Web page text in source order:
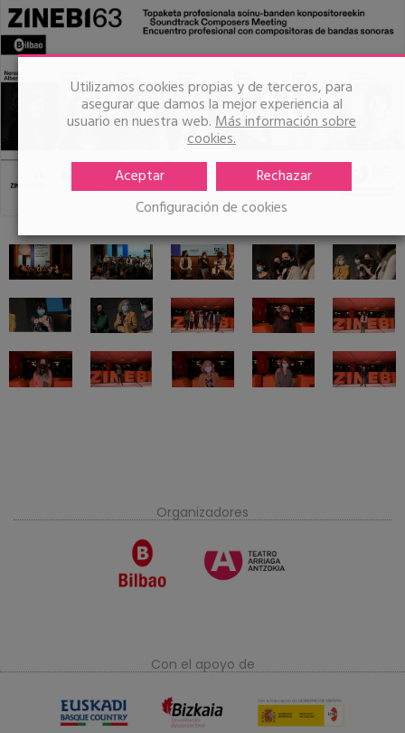
Organizadores
Con el apoyo de
Utilizamos cookies propias y de terceros, para
asegurar que damos la mejor experiencia al
usuario en nuestra web.Más información sobre
cookies.
Aceptar
Rechazar
Configuración de cookies